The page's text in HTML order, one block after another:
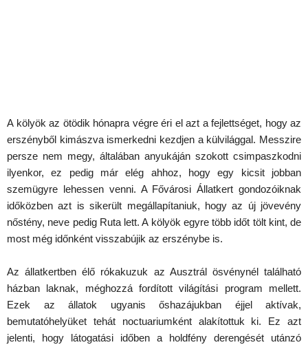
A kölyök az ötödik hónapra végre éri el azt a fejlettséget, hogy az
erszényből kimászva ismerkedni kezdjen a külvilággal. Messzire
persze nem megy, általában anyukáján szokott csimpaszkodni
ilyenkor, ez pedig már elég ahhoz, hogy egy kicsit jobban
szemügyre lehessen venni. A Fővárosi Állatkert gondozóiknak
időközben azt is sikerült megállapítaniuk, hogy az új jövevény
nőstény, neve pedig Ruta lett. A kölyök egyre több időt tölt kint, de
most még időnként visszabújik az erszénybe is.
Az állatkertben élő rókakuzuk az Ausztrál ösvénynél található
házban laknak, méghozzá fordított világítási program mellett.
Ezek az állatok ugyanis őshazájukban éjjel aktívak,
bemutatóhelyüket tehát noctuariumként alakítottuk ki. Ez azt
jelenti, hogy látogatási időben a holdfény derengését utánzó